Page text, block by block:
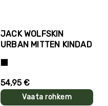
JACK WOLFSKIN
URBAN MITTEN KINDAD
54,95 €
Vaata rohkem